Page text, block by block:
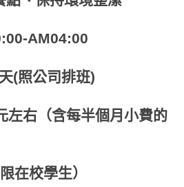
AM04:00
(照公司排班)
左右（含每半個月小費的
在校學生）